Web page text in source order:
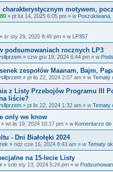
charakterystycznym motywem,
» pt lut 14, 2025 6:05 pm » w
» śr sty 29, 2025 8:45 pm » w LP357
podsumowaniach rocznych LP3
» czw gru 19, 2024 6:44 pm » w
zespołów Maanam, Bajm,
» pt lis 22, 2024 2:07 am » w Tematy
z Listy Przebojów Programu III
liście?
» pt lis 22, 2024 1:32 am » w Tematy
only we know
» wt lis 19, 2024 10:17 pm » w Komentarze
- Dni Białołęki 2024
» ndz cze 16, 2024 8:43 am » w Tematy
na 15-lecie Listy
» sob sty 13, 2024 5:24 pm » w